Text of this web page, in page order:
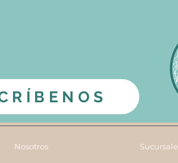
Nosotros